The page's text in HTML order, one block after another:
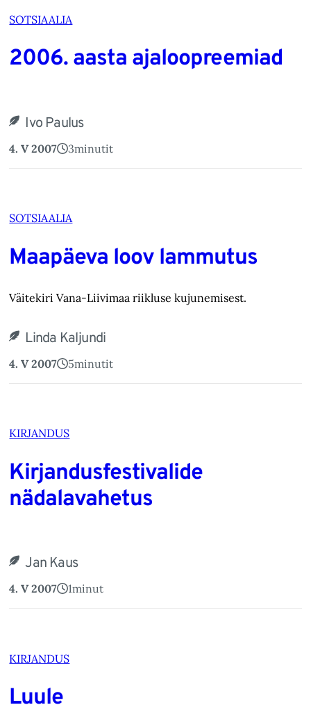
SOTSIAALIA
2006. aasta ajaloopreemiad
Ivo Paulus
4. V 2007 3minutit
SOTSIAALIA
Maapäeva loov lammutus
Väitekiri Vana-Liivimaa riikluse kujunemisest.
Linda Kaljundi
4. V 2007 5minutit
KIRJANDUS
Kirjandusfestivalide
nädalavahetus
Jan Kaus
4. V 2007 1minut
KIRJANDUS
Luule